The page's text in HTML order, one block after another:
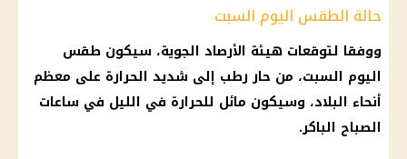
حالة الطقس اليوم السبت
ووفقا لتوقعات هيئة الأرصاد الجوية، سيكون طقس
اليوم السبت، من حار رطب إلى شديد الحرارة على معظم
أنحاء البلاد، وسيكون مائل للحرارة في الليل في ساعات
الصباح الباكر.